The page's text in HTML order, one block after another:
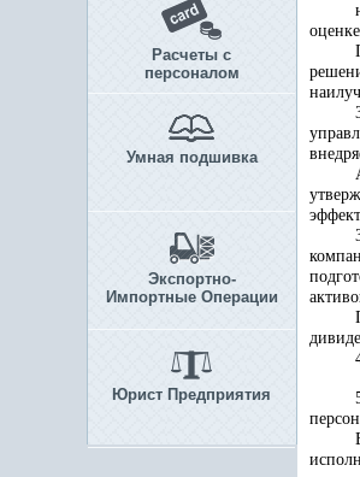
Расчеты с
персоналом
Умная подшивка
Экспортно-
Импортные Операции
Юрист Предприятия